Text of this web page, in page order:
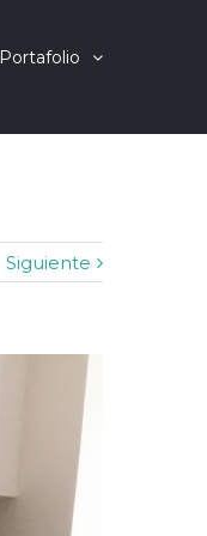
Portafolio
Siguiente